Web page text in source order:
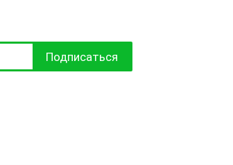
Подписаться